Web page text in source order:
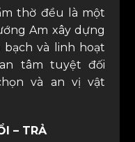
thờ đều là một
Am xây dựng
và linh hoạt
tâm tuyệt đối
và an vị vật
– TRẢ